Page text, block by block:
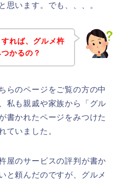
思います。でも、、、。
れば、グルメ杵
かるの？
らのページをご覧の方の中
私も親戚や家族から「グル
書かれたページをみつけた
ていました。
屋のサービスの評判が書か
と頼んだのですが、グルメ